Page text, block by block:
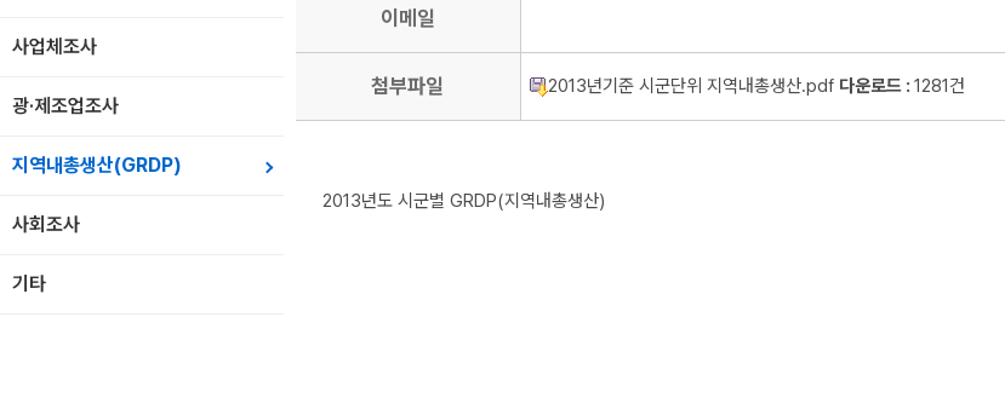
사업체조사
광·제조업조사
지역내총생산(GRDP)
사회조사
기타
이메일
첨부파일 2013년기준 시군단위 지역내총생산.pdf 다운로드 : 1281건
2013년도 시군별 GRDP(지역내총생산)